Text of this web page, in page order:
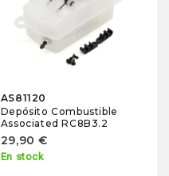
AS81120
Depósito Combustible
Associated RC8B3.2
29,90 €
En stock